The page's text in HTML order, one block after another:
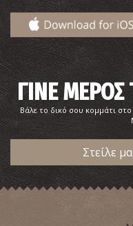
ΓΙΝΕ ΜΕΡΟΣ
Βάλε το δικό σου κομμάτι
Στείλε